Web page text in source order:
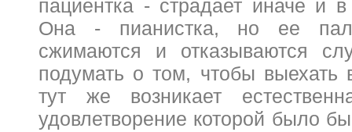
пациентка - страдает иначе и в
Она - пианистка, но ее
сжимаются и отказываются
подумать о том, чтобы выехать
тут же возникает
удовлетворение которой было